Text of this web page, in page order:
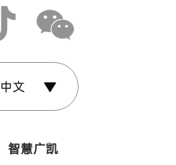
中文
智慧广凯